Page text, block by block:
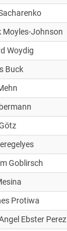
Moyles-Johnson
Woydig
Buck
Goblirsch
Protiwa
Ebster Perez